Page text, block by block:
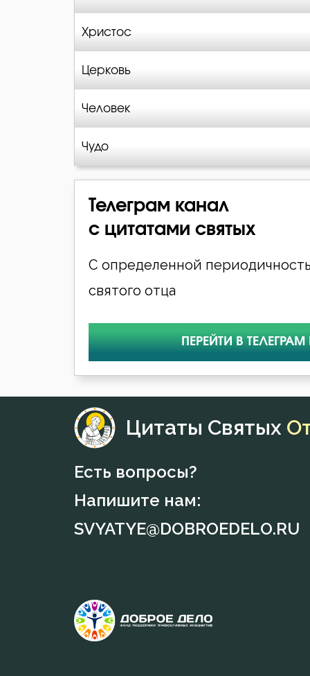
Христос
Церковь
Человек
Чудо
Телеграм канал
с цитатами святых
С определенной
святого отца
ПЕРЕЙТИ В
Цитаты Святых
Есть вопросы?
Напишите нам:
SVYATYE@DOBROEDELO.RU